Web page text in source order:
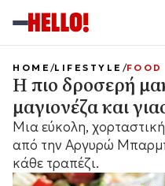
HOME LIFESTYLE FOOD
Η πιο δροσερή
μαγιονέζα και
Μια εύκολη,
από την Αργυρώ
κάθε τραπέζι.